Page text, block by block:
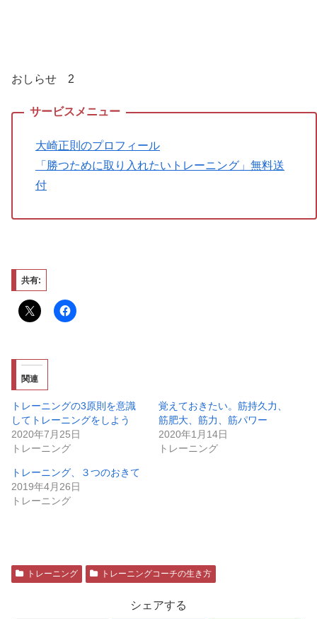
おしらせ 2
大崎正則のプロフィール
「勝つために取り入れたいトレーニング」無料送
付
共有:
関連
トレーニングの3原則を意識
してトレーニングをしよう
2020年7月25日
トレーニング
覚えておきたい。筋持久力、
筋肥大、筋力、筋パワー
2020年1月14日
トレーニング
トレーニング、３つのおきて
2019年4月26日
トレーニング
トレーニング トレーニングコーチの生き方
シェアする